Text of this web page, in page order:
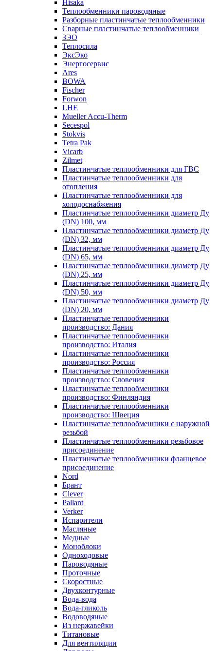
Hisaka
Теплообменники пароводяные
Разборные пластинчатые теплообменники
Сварные пластинчатые теплообменники
ЗЭО
Теплосила
ЭксЭко
Энергосервис
Ares
BOWA
Fischer
Forwon
LHE
Mueller Accu-Therm
Secespol
Stokvis
Tetra Pak
Vicarb
Zilmet
Пластинчатые теплообменники для ГВС
Пластинчатые теплообменники для
отопления
Пластинчатые теплообменники для
холодоснабжения
Пластинчатые теплообменники диаметр Ду
(DN) 100, мм
Пластинчатые теплообменники диаметр Ду
(DN) 32, мм
Пластинчатые теплообменники диаметр Ду
(DN) 65, мм
Пластинчатые теплообменники диаметр Ду
(DN) 25, мм
Пластинчатые теплообменники диаметр Ду
(DN) 50, мм
Пластинчатые теплообменники диаметр Ду
(DN) 20, мм
Пластинчатые теплообменники
производство: Дания
Пластинчатые теплообменники
производство: Италия
Пластинчатые теплообменники
производство: Россия
Пластинчатые теплообменники
производство: Словения
Пластинчатые теплообменники
производство: Финляндия
Пластинчатые теплообменники
производство: Швеция
Пластинчатые теплообменники с наружной
резьбой
Пластинчатые теплообменники резьбовое
присоединение
Пластинчатые теплообменники фланцевое
присоединение
Nord
Брант
Clever
Pallant
Verker
Испарители
Масляные
Медные
Моноблоки
Одноходовые
Пароводяные
Проточные
Скоростные
Двухконтурные
Вода-вода
Вода-гликоль
Водоводяные
Из нержавейки
Титановые
Для вентиляции